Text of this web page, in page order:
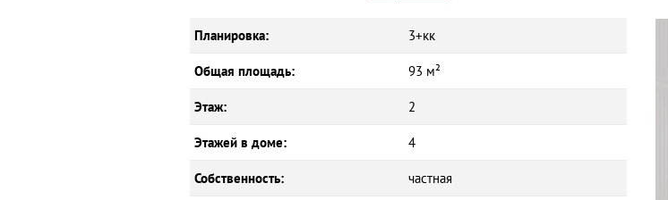
Планировка: 3+кк
Общая площадь: 93 м²
Этаж: 2
Этажей в доме: 4
Собственность: частная